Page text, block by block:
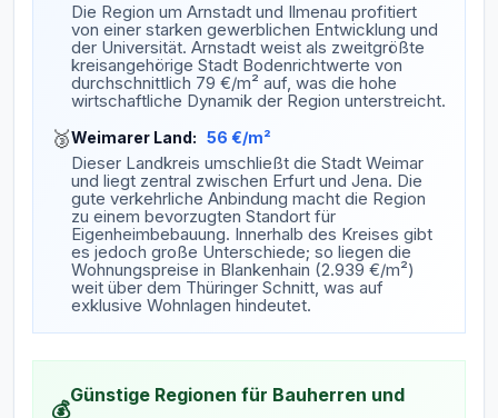
Die Region um Arnstadt und Ilmenau profitiert
von einer starken gewerblichen Entwicklung und
der Universität. Arnstadt weist als zweitgrößte
kreisangehörige Stadt Bodenrichtwerte von
durchschnittlich 79 €/m² auf, was die hohe
wirtschaftliche Dynamik der Region unterstreicht.
🥉Weimarer Land: 56 €/m²
Dieser Landkreis umschließt die Stadt Weimar
und liegt zentral zwischen Erfurt und Jena. Die
gute verkehrliche Anbindung macht die Region
zu einem bevorzugten Standort für
Eigenheimbebauung. Innerhalb des Kreises gibt
es jedoch große Unterschiede; so liegen die
Wohnungspreise in Blankenhain (2.939 €/m²)
weit über dem Thüringer Schnitt, was auf
exklusive Wohnlagen hindeutet.
💰
Günstige Regionen für Bauherren und